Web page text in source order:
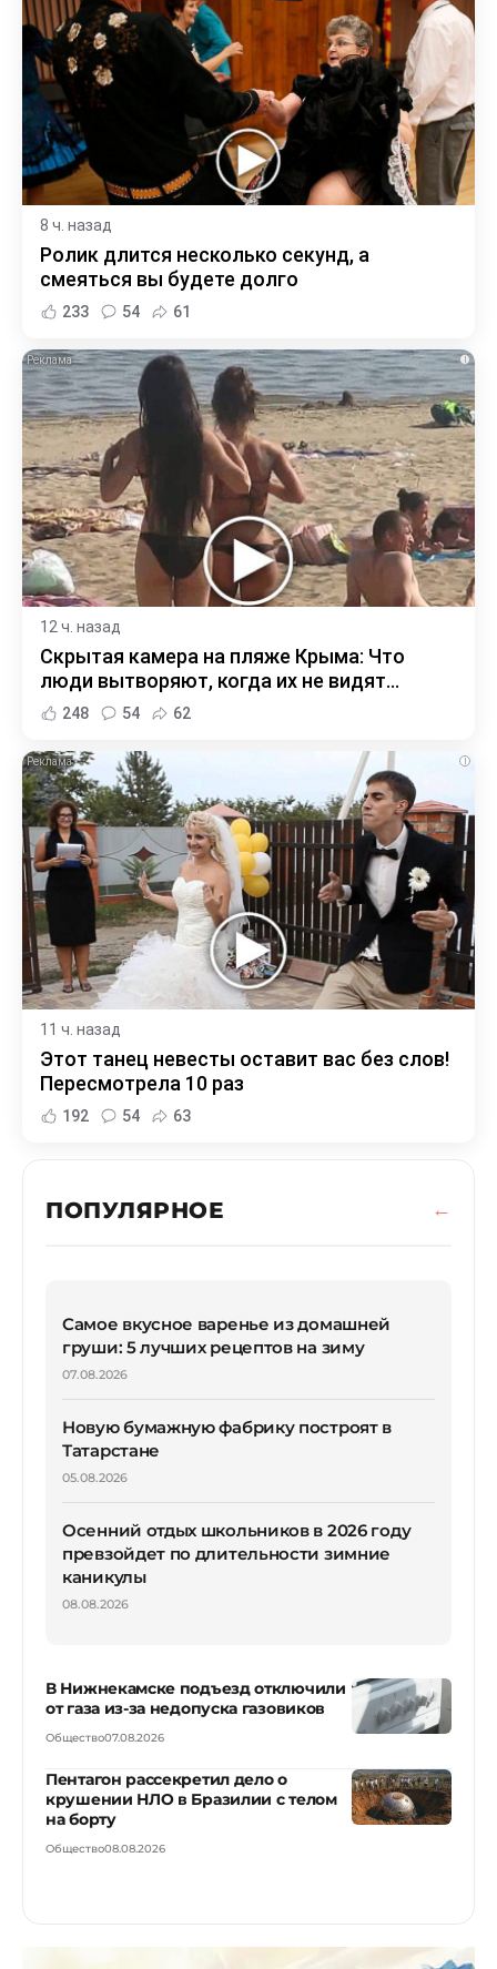
8 ч. назад
Ролик длится несколько секунд, а
смеяться вы будете долго
233 54 61
i
12 ч. назад
Скрытая камера на пляже Крыма: Что
люди вытворяют, когда их не видят...
248 54 62
i
11 ч. назад
Этот танец невесты оставит вас без слов!
Пересмотрела 10 раз
192 54 63
ПОПУЛЯРНОЕ
Самое вкусное варенье из домашней
груши: 5 лучших рецептов на зиму
07.08.2026
Новую бумажную фабрику построят в
Татарстане
05.08.2026
Осенний отдых школьников в 2026 году
превзойдет по длительности зимние
каникулы
08.08.2026
В Нижнекамске подъезд отключили
от газа из-за недопуска газовиков
Общество07.08.2026
Пентагон рассекретил дело о
крушении НЛО в Бразилии с телом
на борту
Общество08.08.2026